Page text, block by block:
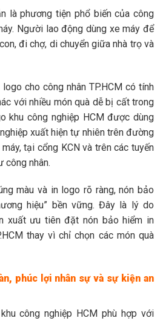
là phương tiện phổ biến của công
Người lao động dùng xe máy để
đi chợ, di chuyển giữa nhà trọ và
cho công nhân TP.HCM có tính
với nhiều món quà dễ bị cất trong
khu công nghiệp HCM được dùng
xuất hiện tự nhiên trên đường
tại cổng KCN và trên các tuyến
công nhân.
màu và in logo rõ ràng, nón bảo
hiệu” bền vững. Đây là lý do
xuất ưu tiên đặt nón bảo hiểm in
thay vì chỉ chọn các món quà
phúc lợi nhân sự và sự kiện an
công nghiệp HCM phù hợp với